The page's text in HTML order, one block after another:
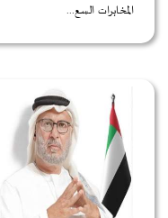
المخابرات السع...